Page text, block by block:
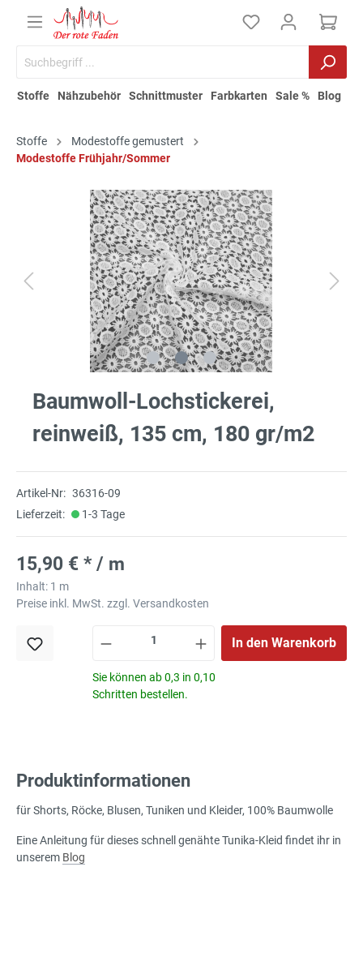
Stoffe Nähzubehör Schnittmuster Farbkarten Sale % Blog
Stoffe
Modestoffe gemustert
Modestoffe Frühjahr/Sommer
Baumwoll-Lochstickerei,
reinweiß, 135 cm, 180 gr/m2
Artikel-Nr: 36316-09
Lieferzeit:
1-3 Tage
15,90 € * / m
Inhalt: 1 m
Preise inkl. MwSt. zzgl. Versandkosten
In den Warenkorb
Sie können ab 0,3 in 0,10
Schritten bestellen.
Produktinformationen
für Shorts, Röcke, Blusen, Tuniken und Kleider, 100% Baumwolle
Eine Anleitung für dieses schnell genähte Tunika-Kleid findet ihr in
unserem Blog